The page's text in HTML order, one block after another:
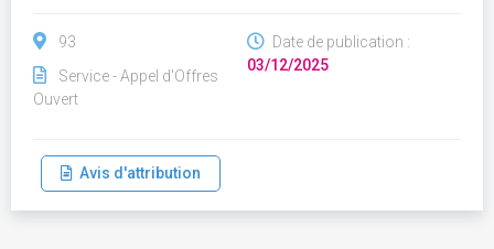
93
Service - Appel d'Offres
Ouvert
Date de publication :
03/12/2025
Avis d'attribution